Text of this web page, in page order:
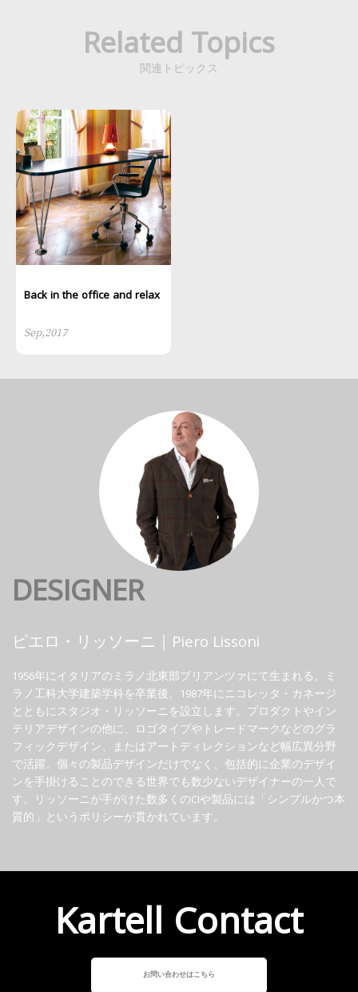
Related Topics
関連トピックス
Back in the office and relax
Sep,2017
DESIGNER
ピエロ・リッソーニ｜Piero Lissoni
1956年にイタリアのミラノ北東部ブリアンツァにて生まれる。ミ
ラノ工科大学建築学科を卒業後、1987年にニコレッタ・カネージ
とともにスタジオ・リッソーニを設立します。プロダクトやイン
テリアデザインの他に、ロゴタイプやトレードマークなどのグラ
フィックデザイン、またはアートディレクションなど幅広異分野
で活躍。個々の製品デザインだけでなく、包括的に企業のデザイ
ンを手掛けることのできる世界でも数少ないデザイナーの一人で
す。リッソーニが手がけた数多くのCIや製品には「シンプルかつ本
質的」というポリシーが貫かれています。
Kartell Contact
お問い合わせはこちら